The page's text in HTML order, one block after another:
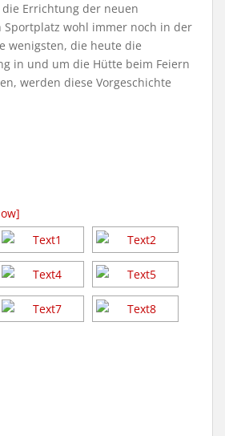
Errichtung der neuen
Sportplatz wohl immer noch in der
wenigsten, die heute die
in und um die Hütte beim Feiern
werden diese Vorgeschichte